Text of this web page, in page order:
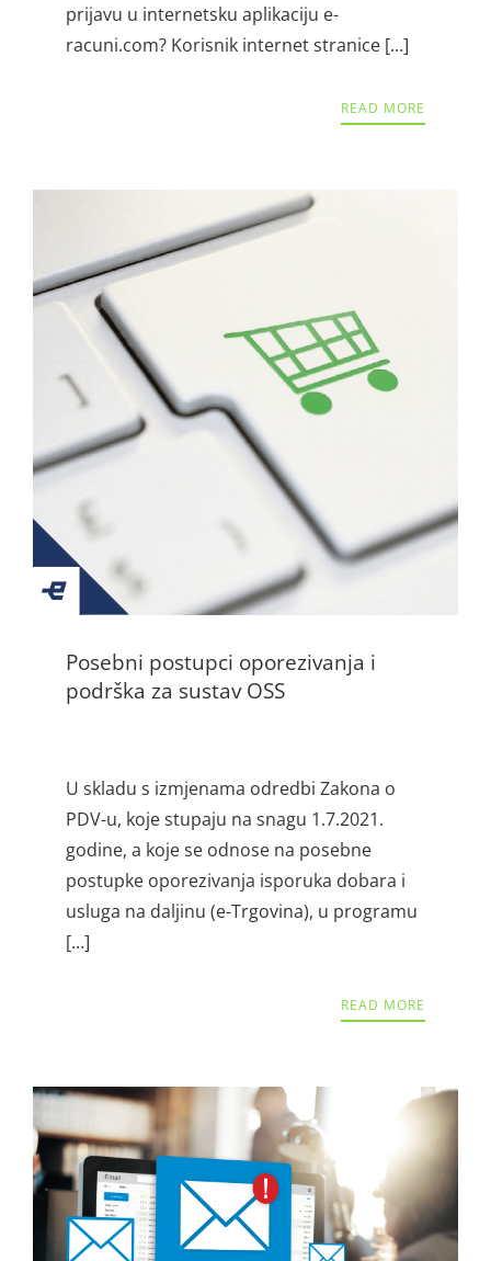
prijavu u internetsku aplikaciju e-
racuni.com? Korisnik internet stranice […]
READ MORE
Posebni postupci oporezivanja i
podrška za sustav OSS
U skladu s izmjenama odredbi Zakona o
PDV-u, koje stupaju na snagu 1.7.2021.
godine, a koje se odnose na posebne
postupke oporezivanja isporuka dobara i
usluga na daljinu (e-Trgovina), u programu
[…]
READ MORE